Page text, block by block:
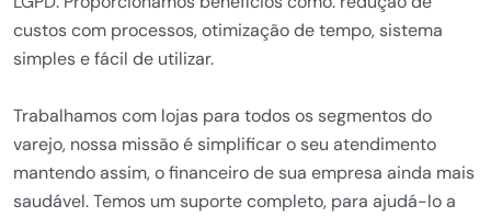
custos com processos, otimização de tempo, sistema
simples e fácil de utilizar.
Trabalhamos com lojas para todos os segmentos do
varejo, nossa missão é simplificar o seu atendimento
mantendo assim, o financeiro de sua empresa ainda mais
saudável. Temos um suporte completo, para ajudá-lo a